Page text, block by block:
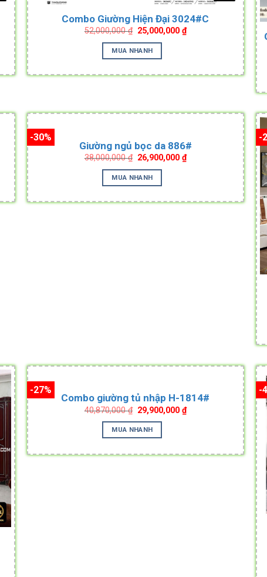
Combo Giường Hiện Đại 3024#C
52,000,000₫ Original
price
was:
52,000,000 ₫.
25,000,000₫Current
price
MUA NHANH
-30%
Giường ngủ bọc da 886#
38,000,000₫ Original
price
was:
38,000,000 ₫.
26,900,000₫Current
price
MUA NHANH
-
-27%
Combo giường tủ nhập H-1814#
40,870,000₫ Original
price
was:
40,870,000 ₫.
29,900,000₫Current
price
MUA NHANH
-